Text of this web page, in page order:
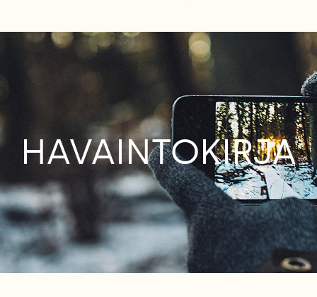
HAVAINTOKIRJA